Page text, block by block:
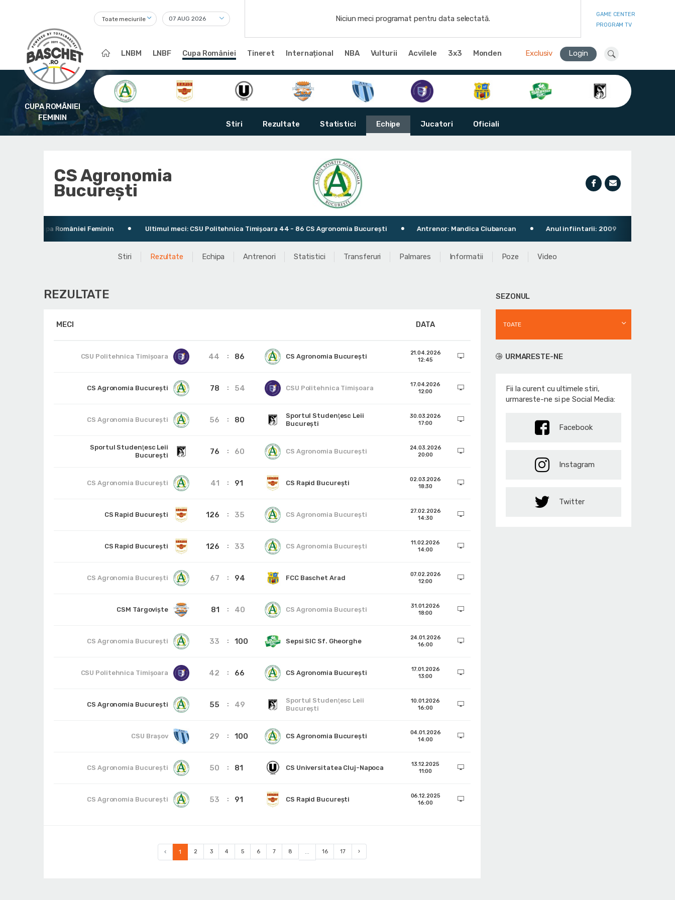
Toate meciurile Niciun meci programat pentru data selectată.
GAME CENTER
PROGRAM TV
LNBM LNBF Cupa României Tineret Internațional NBA Vulturii Acvilele 3x3 Monden Exclusiv Login
CUPA ROMÂNIEI
FEMININ
Stiri Rezultate Statistici Echipe Jucatori Oficiali
CS Agronomia
București
Cupa României Feminin Ultimul meci: CSU Politehnica Timișoara 44 - 86 CS Agronomia București Antrenor: Mandica Ciubancan Anul infiintarii: 2009
Stiri Rezultate Echipa Antrenori Statistici Transferuri Palmares Informatii Poze Video
REZULTATE
MECI DATA
CSU Politehnica Timișoara 44 86 CS Agronomia București
21.04.2026
12:45
CS Agronomia București 78 54 CSU Politehnica Timișoara
17.04.2026
12:00
CS Agronomia București 56 80
Sportul Studenţesc Leii
Bucureşti
30.03.2026
17:00
Sportul Studenţesc Leii
Bucureşti
76 60 CS Agronomia București
24.03.2026
20:00
CS Agronomia București 41 91 CS Rapid București
02.03.2026
18:30
CS Rapid București 126 35 CS Agronomia București
27.02.2026
14:30
CS Rapid București 126 33 CS Agronomia București
11.02.2026
14:00
CS Agronomia București 67 94 FCC Baschet Arad
07.02.2026
12:00
CSM Târgoviște 81 40 CS Agronomia București
31.01.2026
18:00
CS Agronomia București 33 100 Sepsi SIC Sf. Gheorghe
24.01.2026
16:00
CSU Politehnica Timișoara 42 66 CS Agronomia București
17.01.2026
13:00
CS Agronomia București 55 49
Sportul Studenţesc Leii
Bucureşti
10.01.2026
16:00
CSU Braşov 29 100 CS Agronomia București
04.01.2026
14:00
CS Agronomia București 50 81 CS Universitatea Cluj-Napoca
13.12.2025
11:00
CS Agronomia București 53 91 CS Rapid București
06.12.2025
16:00
‹ 1 2 3 4 5 6 7 8 ... 16 17 ›
SEZONUL
TOATE
URMARESTE-NE
Fii la curent cu ultimele stiri,
urmareste-ne si pe Social Media:
Facebook
Instagram
Twitter